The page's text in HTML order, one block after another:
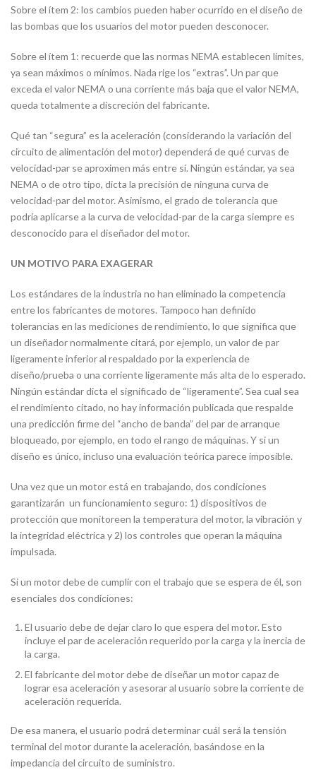
Sobre el ítem 2: los cambios pueden haber ocurrido en el diseño de
las bombas que los usuarios del motor pueden desconocer.
Sobre el ítem 1: recuerde que las normas NEMA establecen límites,
ya sean máximos o mínimos. Nada rige los “extras”. Un par que
exceda el valor NEMA o una corriente más baja que el valor NEMA,
queda totalmente a discreción del fabricante.
Qué tan “segura” es la aceleración (considerando la variación del
circuito de alimentación del motor) dependerá de qué curvas de
velocidad-par se aproximen más entre sí. Ningún estándar, ya sea
NEMA o de otro tipo, dicta la precisión de ninguna curva de
velocidad-par del motor. Asimismo, el grado de tolerancia que
podría aplicarse a la curva de velocidad-par de la carga siempre es
desconocido para el diseñador del motor.
UN MOTIVO PARA EXAGERAR
Los estándares de la industria no han eliminado la competencia
entre los fabricantes de motores. Tampoco han definido
tolerancias en las mediciones de rendimiento, lo que significa que
un diseñador normalmente citará, por ejemplo, un valor de par
ligeramente inferior al respaldado por la experiencia de
diseño/prueba o una corriente ligeramente más alta de lo esperado.
Ningún estándar dicta el significado de “ligeramente”. Sea cual sea
el rendimiento citado, no hay información publicada que respalde
una predicción firme del “ancho de banda” del par de arranque
bloqueado, por ejemplo, en todo el rango de máquinas. Y si un
diseño es único, incluso una evaluación teórica parece imposible.
Una vez que un motor está en trabajando, dos condiciones
garantizarán un funcionamiento seguro: 1) dispositivos de
protección que monitoreen la temperatura del motor, la vibración y
la integridad eléctrica y 2) los controles que operan la máquina
impulsada.
Si un motor debe de cumplir con el trabajo que se espera de él, son
esenciales dos condiciones:
El usuario debe de dejar claro lo que espera del motor. Esto
incluye el par de aceleración requerido por la carga y la inercia de
la carga.
El fabricante del motor debe de diseñar un motor capaz de
lograr esa aceleración y asesorar al usuario sobre la corriente de
aceleración requerida.
De esa manera, el usuario podrá determinar cuál será la tensión
terminal del motor durante la aceleración, basándose en la
impedancia del circuito de suministro.